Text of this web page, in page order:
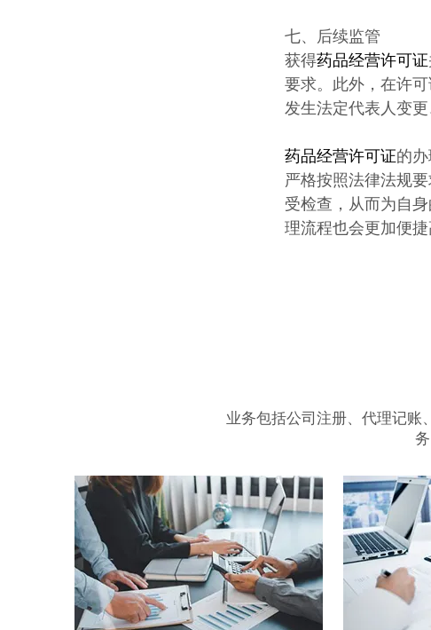
七、后续监管
获得药品经营许可证
要求。此外，在许
发生法定代表人变
药品经营许可证的
严格按照法律法规
受检查，从而为自
理流程也会更加便捷
业务包括公司注册、代理记账